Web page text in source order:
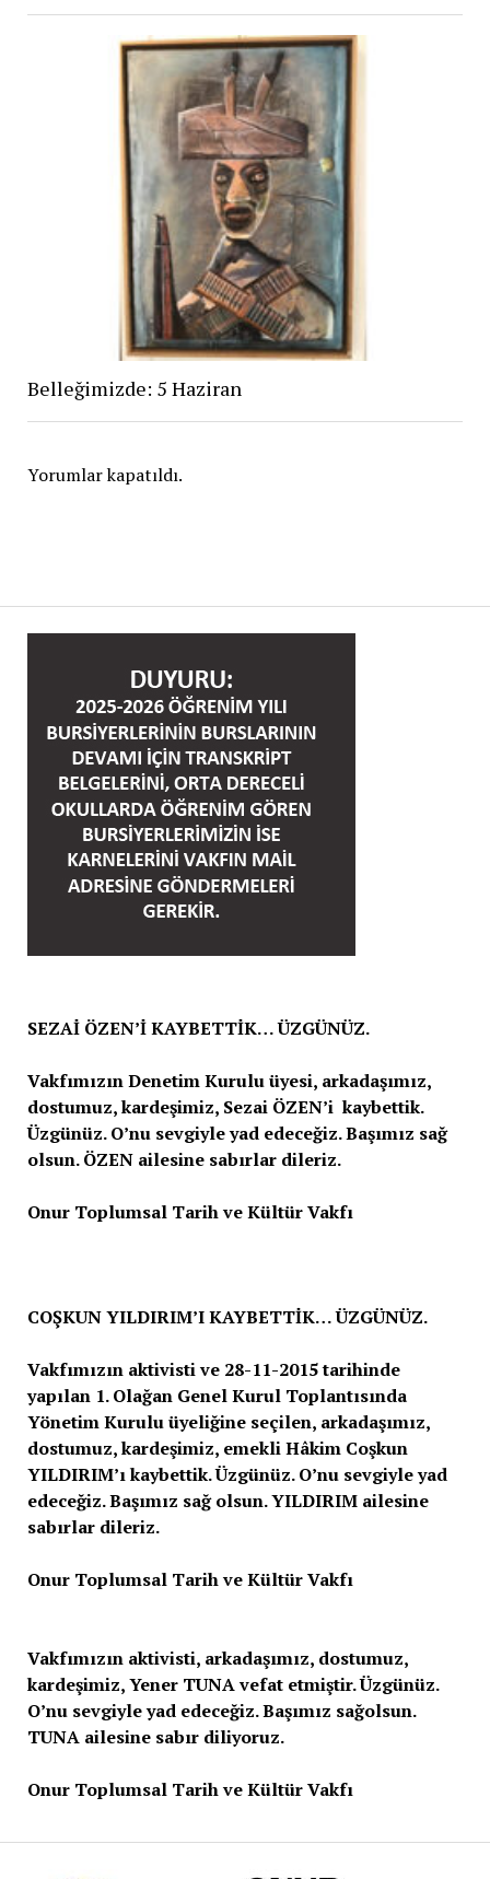
Belleğimizde: 5 Haziran
Yorumlar kapatıldı.
SEZAİ ÖZEN’İ KAYBETTİK… ÜZGÜNÜZ.
Vakfımızın Denetim Kurulu üyesi, arkadaşımız,
dostumuz, kardeşimiz, Sezai ÖZEN’i kaybettik.
Üzgünüz. O’nu sevgiyle yad edeceğiz. Başımız sağ
olsun. ÖZEN ailesine sabırlar dileriz.
Onur Toplumsal Tarih ve Kültür Vakfı
COŞKUN YILDIRIM’I KAYBETTİK… ÜZGÜNÜZ.
Vakfımızın aktivisti ve 28-11-2015 tarihinde
yapılan 1. Olağan Genel Kurul Toplantısında
Yönetim Kurulu üyeliğine seçilen, arkadaşımız,
dostumuz, kardeşimiz, emekli Hâkim Coşkun
YILDIRIM’ı kaybettik. Üzgünüz. O’nu sevgiyle yad
edeceğiz. Başımız sağ olsun. YILDIRIM ailesine
sabırlar dileriz.
Onur Toplumsal Tarih ve Kültür Vakfı
Vakfımızın aktivisti, arkadaşımız, dostumuz,
kardeşimiz, Yener TUNA vefat etmiştir. Üzgünüz.
O’nu sevgiyle yad edeceğiz. Başımız sağolsun.
TUNA ailesine sabır diliyoruz.
Onur Toplumsal Tarih ve Kültür Vakfı